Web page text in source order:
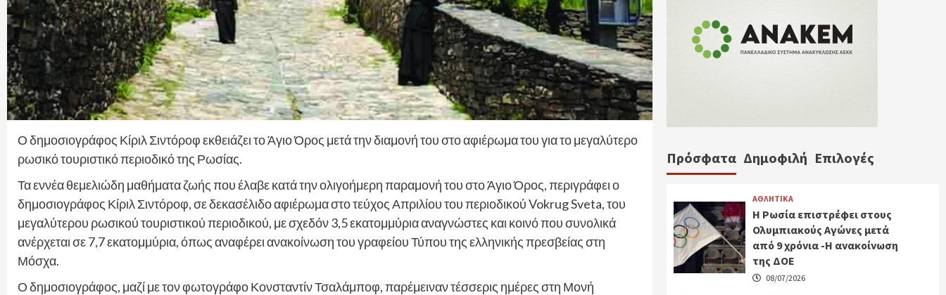
Ο δημοσιογράφος Κίριλ Σιντόροφ εκθειάζει το Άγιο Όρος μετά την διαμονή του στο αφιέρωμα του για το μεγαλύτερο
ρωσικό τουριστικό περιοδικό της Ρωσίας.
Τα εννέα θεμελιώδη μαθήματα ζωής που έλαβε κατά την ολιγοήμερη παραμονή του στο Άγιο Όρος, περιγράφει ο
δημοσιογράφος Κίριλ Σιντόροφ, σε δεκασέλιδο αφιέρωμα στο τεύχος Απριλίου του περιοδικού Vokrug Sveta, του
μεγαλύτερου ρωσικού τουριστικού περιοδικού, με σχεδόν 3,5 εκατομμύρια αναγνώστες και κοινό που συνολικά
ανέρχεται σε 7,7 εκατομμύρια, όπως αναφέρει ανακοίνωση του γραφείου Τύπου της ελληνικής πρεσβείας στη
Μόσχα.
Ο δημοσιογράφος, μαζί με τον φωτογράφο Κονσταντίν Τσαλάμποφ, παρέμειναν τέσσερις ημέρες στη Μονή
Πρόσφατα Δημοφιλή Επιλογές
ΑΘΛΗΤΙΚΑ
Η Ρωσία επιστρέφει στους
Ολυμπιακούς Αγώνες μετά
από 9 χρόνια -Η ανακοίνωση
της ΔΟΕ
08/07/2026